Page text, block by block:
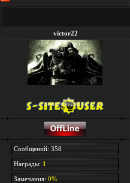
victor22
Сообщений: 358
Награды: 1
Замечания: 0%